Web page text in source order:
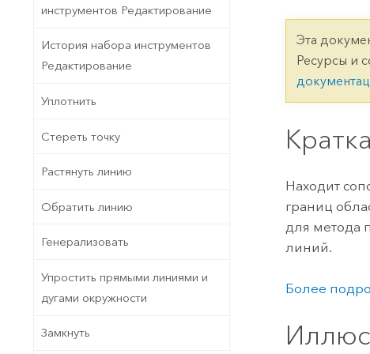
Фундаментальная система для
Технология Developer
Природные ресурсы
Все отрасли
инструментов Редактирование
История набора инструментов
Редактирование
Уплотнить
Стереть точку
Растянуть линию
Обратить линию
Генерализовать
Упростить прямыми линиями и
дугами окружности
Замкнуть
Эта
Ресурсы и
Находит
границ
для метода
линий.
Более